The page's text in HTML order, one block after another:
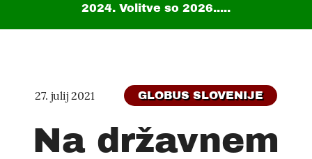
2024. Volitve so 2026.....
27. julij 2021 GLOBUS SLOVENIJE
Na državnem